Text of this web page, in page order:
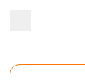
Peinture